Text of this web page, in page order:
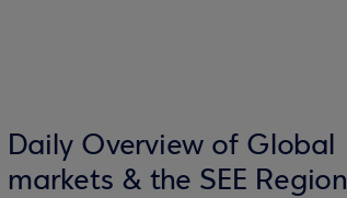
Daily Overview of Global
markets & the SEE Region